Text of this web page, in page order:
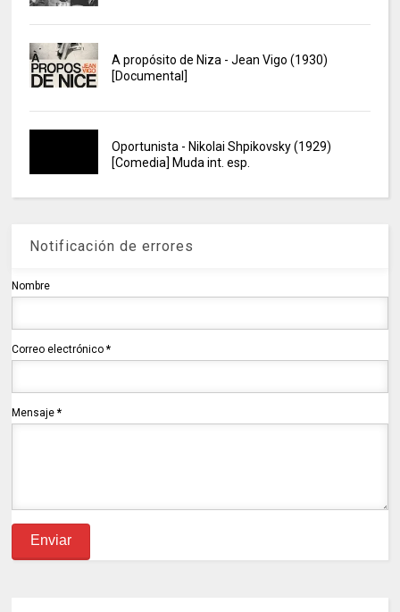
A propósito de Niza - Jean Vigo (1930)
[Documental]
Oportunista - Nikolai Shpikovsky (1929)
[Comedia] Muda int. esp.
Notificación de errores
Nombre
Correo electrónico*
Mensaje*